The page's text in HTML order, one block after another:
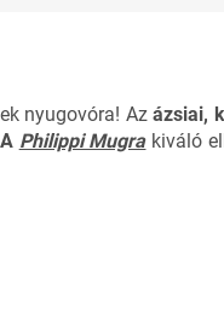
nyugovóra! Azázsiai,
A Philippi Mugra kiváló